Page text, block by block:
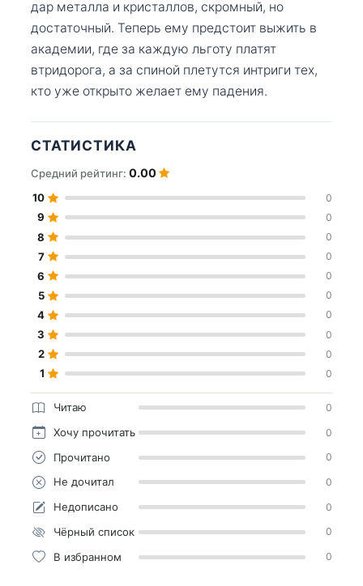
дар металла и кристаллов, скромный, но
достаточный. Теперь ему предстоит выжить в
академии, где за каждую льготу платят
втридорога, а за спиной плетутся интриги тех,
кто уже открыто желает ему падения.
СТАТИСТИКА
Средний рейтинг: 0.00
10 0
9 0
8 0
7 0
6 0
5 0
4 0
3 0
2 0
1 0
Читаю 0
Хочу прочитать 0
Прочитано 0
Не дочитал 0
Недописано 0
Чёрный список 0
В избранном 0